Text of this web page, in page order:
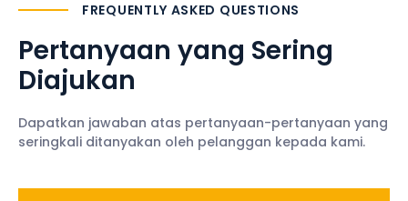
FREQUENTLY ASKED QUESTIONS
Pertanyaan yang Sering
Diajukan
Dapatkan jawaban atas pertanyaan-pertanyaan yang
seringkali ditanyakan oleh pelanggan kepada kami.